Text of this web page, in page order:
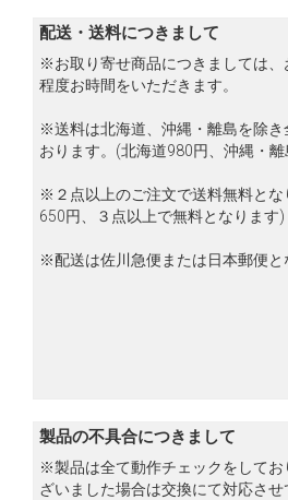
配送・送料につきまして
※お取り寄せ商品につきましては、
程度お時間をいただきます。
※送料は北海道、沖縄・離島を除き
おります。(北海道980円、沖縄・
※２点以上のご注文で送料無料とな
650円、３点以上で無料となります)
※配送は佐川急便または日本郵便と
製品の不具合につきまして
※製品は全て動作チェックをして
ざいました場合は交換にて対応させ